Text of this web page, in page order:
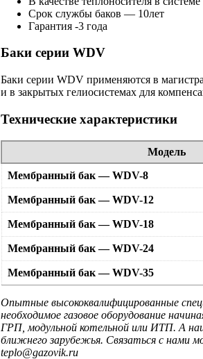
Срок службы баков — 10лет
Гарантия -3 года
Баки серии WDV
Баки серии WDV применяются в
и в закрытых гелиосистемах для
Технические характеристики
Модель
Мембранный бак —WDV-8
Мембранный бак —WDV-12
Мембранный бак —WDV-18
Мембранный бак —WDV-24
Мембранный бак —WDV-35
Опытные высококвалифицированные
необходимое газовое оборудование
ГРП, модульной котельной или ИТП. А
ближнего зарубежья. Связаться с нами
teplo@gazovik.ru